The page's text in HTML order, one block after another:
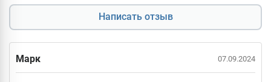
Написать отзыв
Марк 07.09.2024